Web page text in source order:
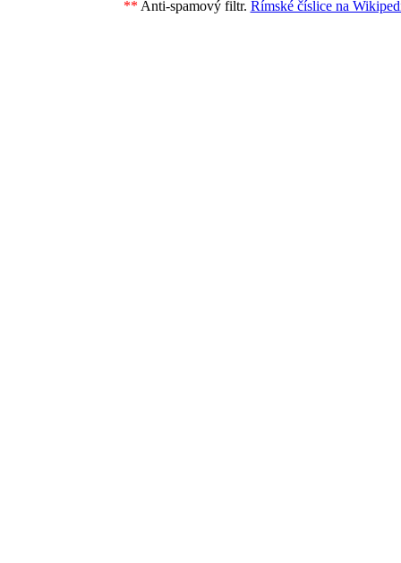
** Anti-spamový filtr. Římské číslice na